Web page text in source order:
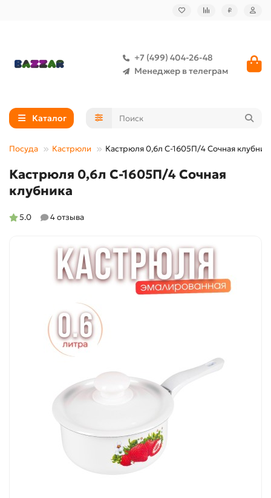
₽
+7 (499) 404-26-48
Менеджер в телеграм
Каталог
Посуда Кастрюли Кастрюля 0,6л C-1605П/4 Сочная
Кастрюля 0,6л C-1605П/4 Сочная
клубника
5.0 4 отзыва